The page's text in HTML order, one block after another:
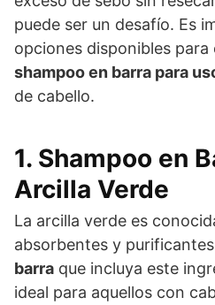
puede ser un desafío. Es
opciones disponibles para
shampoo en barra para
de cabello.
1. Shampoo en
Arcilla Verde
La arcilla verde es
absorbentes y
barra que incluya este
ideal para aquellos con